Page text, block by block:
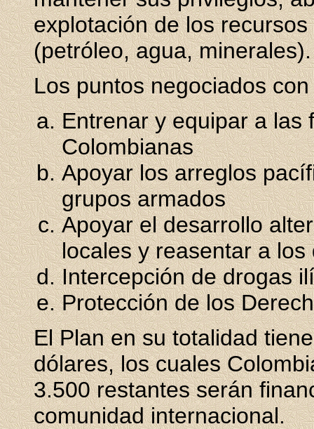
explotación de los
(petróleo, agua, minerales).
Los puntos negociados
Entrenar y equipar a las
Colombianas
Apoyar los arreglos
grupos armados
Apoyar el desarrollo
locales y reasentar a los
Intercepción de drogas
Protección de los
El Plan en su totalidad
dólares, los cuales
3.500 restantes serán
comunidad internacional.